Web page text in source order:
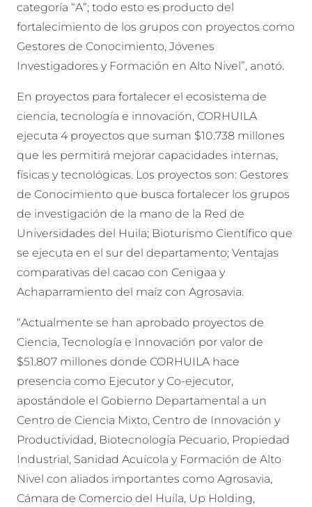
categoría “A”; todo esto es producto del
fortalecimiento de los grupos con proyectos como
Gestores de Conocimiento, Jóvenes
Investigadores y Formación en Alto Nivel”, anotó.
En proyectos para fortalecer el ecosistema de
ciencia, tecnología e innovación, CORHUILA
ejecuta 4 proyectos que suman $10.738 millones
que les permitirá mejorar capacidades internas,
físicas y tecnológicas. Los proyectos son: Gestores
de Conocimiento que busca fortalecer los grupos
de investigación de la mano de la Red de
Universidades del Huila; Bioturismo Científico que
se ejecuta en el sur del departamento; Ventajas
comparativas del cacao con Cenigaa y
Achaparramiento del maíz con Agrosavia.
“Actualmente se han aprobado proyectos de
Ciencia, Tecnología e Innovación por valor de
$51.807 millones donde CORHUILA hace
presencia como Ejecutor y Co-ejecutor,
apostándole el Gobierno Departamental a un
Centro de Ciencia Mixto, Centro de Innovación y
Productividad, Biotecnología Pecuario, Propiedad
Industrial, Sanidad Acuícola y Formación de Alto
Nivel con aliados importantes como Agrosavia,
Cámara de Comercio del Huila, Up Holding,